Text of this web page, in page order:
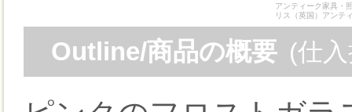
アンティーク家具・
リス（英国）アンテ
Outline/商品の概要 (仕